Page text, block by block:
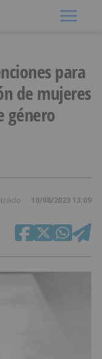
para
de mujeres
género
10/08/2023 13:09